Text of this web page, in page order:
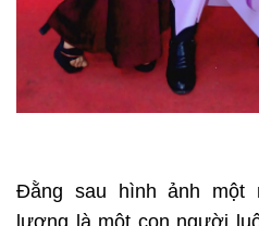
Đằng sau hình ảnh một